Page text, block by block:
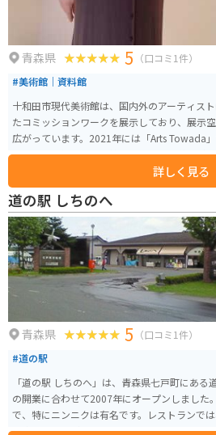
青森県 5 （口コミ1件）
#美術館｜資料館
十和田市現代美術館は、国内外のアーティス
たコミッションワークを展示しており、展示
広がっています。2021年には「Arts Towada
して、常設作品の入れ替えや展示室の増築が行われまし
は、各展示室を独立させて分散配置し、ガラ
ります。この設計は、都市の景観との連続性
す。 「Arts Towada」プロジェクトは十和田
術館として、様々なアート作品を展開するコン
ートやストリートファニチャーが通りに点在
彌生やロン・ミュエクなどのアーティストの作
れている作品も多いため、写真を通じての鑑
詳しく見る
道の駅 しちのへ
青森県 5 （口コミ1件）
#道の駅
「道の駅 しちのへ」は、青森県七戸町にある
の開業に合わせて2007年にオープンしました。 地元産の新鮮な農産物が人気
で、特にニンニクは有名です。レストランで
を楽しむことができます。 バイクで訪れる場合、駐車場は広々としており、